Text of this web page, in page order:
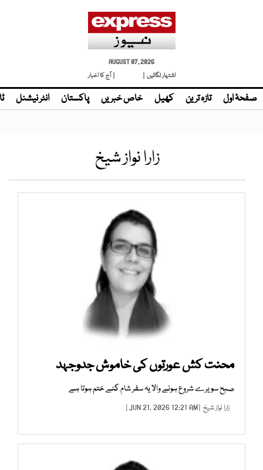
AUGUST 07, 2026
اشتہار لگائیں |
| آج کا اخبار
صفحۂ اول تازہ ترین کھیل خاص خبریں پاکستان انٹر نیشنل
زارا نواز شیخ
محنت کش عورتوں کی خاموش جدوجہد
صبح سویرے شروع ہونے والا یہ سفر شام گئے ختم ہوتا ہے
زارا نواز شیخ | JUN 21, 2026 12:21 AM |